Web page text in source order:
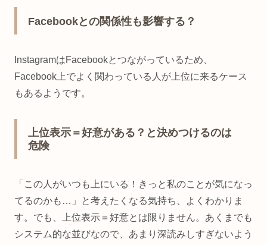
Facebookとの関係性も影響する？
InstagramはFacebookとつながっているため、
Facebook上でよく関わっている人が上位に来るケース
もあるようです。
上位表示＝好意がある？と決めつけるのは
危険
「この人がいつも上にいる！きっと私のことが気になっ
てるのかも…」と考えたくなる気持ち、よくわかりま
す。でも、上位表示＝好意とは限りません。あくまでも
システム的な並びなので、あまり深読みしすぎないよう